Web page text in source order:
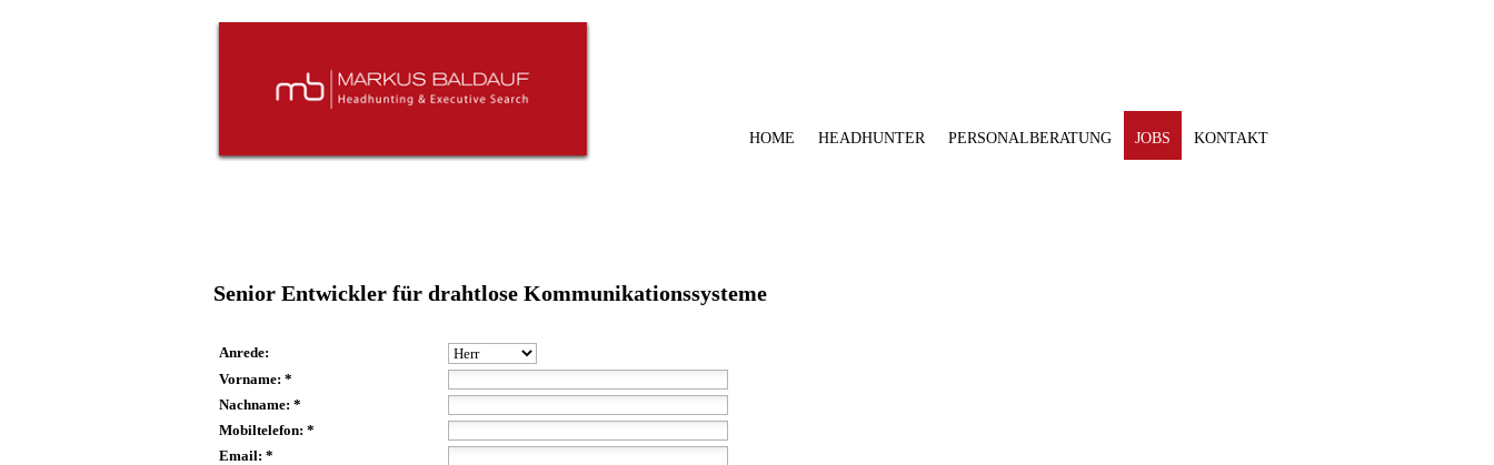
HOME HEADHUNTER PERSONALBERATUNG JOBS KONTAKT
Senior Entwickler für drahtlose Kommunikationssysteme
Anrede:
Vorname: *
Nachname: *
Mobiltelefon: *
Email: *